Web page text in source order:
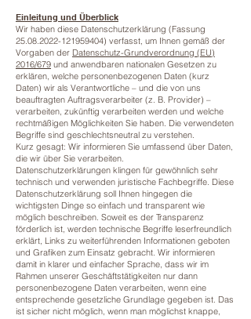
Einleitung und Überblick
Wir haben diese Datenschutzerklärung (Fassung
25.08.2022-121959404) verfasst, um Ihnen gemäß der
Vorgaben der Datenschutz-Grundverordnung (EU)
2016/679 und anwendbaren nationalen Gesetzen zu
erklären, welche personenbezogenen Daten (kurz
Daten) wir als Verantwortliche – und die von uns
beauftragten Auftragsverarbeiter (z. B. Provider) –
verarbeiten, zukünftig verarbeiten werden und welche
rechtmäßigen Möglichkeiten Sie haben. Die verwendeten
Begriffe sind geschlechtsneutral zu verstehen.
Kurz gesagt: Wir informieren Sie umfassend über Daten,
die wir über Sie verarbeiten.
Datenschutzerklärungen klingen für gewöhnlich sehr
technisch und verwenden juristische Fachbegriffe. Diese
Datenschutzerklärung soll Ihnen hingegen die
wichtigsten Dinge so einfach und transparent wie
möglich beschreiben. Soweit es der Transparenz
förderlich ist, werden technische Begriffe leserfreundlich
erklärt, Links zu weiterführenden Informationen geboten
und Grafiken zum Einsatz gebracht. Wir informieren
damit in klarer und einfacher Sprache, dass wir im
Rahmen unserer Geschäftstätigkeiten nur dann
personenbezogene Daten verarbeiten, wenn eine
entsprechende gesetzliche Grundlage gegeben ist. Das
ist sicher nicht möglich, wenn man möglichst knappe,